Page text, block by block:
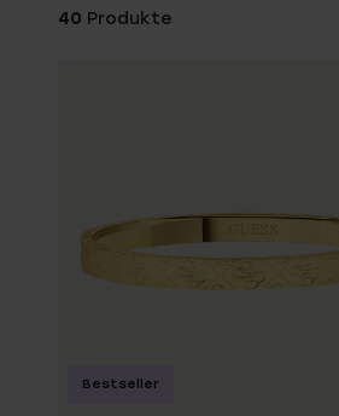
Personalisierter Schmuck
40 Produkte
Bestseller